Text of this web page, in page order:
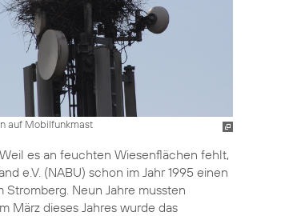
auf Mobilfunkmast
es an feuchten Wiesenflächen fehlt,
e.V. (NABU) schon im Jahr 1995 einen
Stromberg. Neun Jahre mussten
März dieses Jahres wurde das